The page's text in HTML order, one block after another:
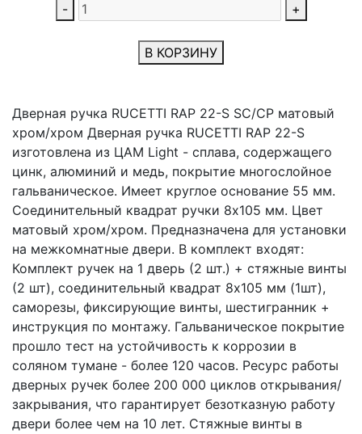
- +
В КОРЗИНУ
Дверная ручка RUCETTI RAP 22-S SC/CP матовый
хром/хром Дверная ручка RUCETTI RAP 22-S
изготовлена из ЦАМ Light - сплава, содержащего
цинк, алюминий и медь, покрытие многослойное
гальваническое. Имеет круглое основание 55 мм.
Соединительный квадрат ручки 8х105 мм. Цвет
матовый хром/хром. Предназначена для установки
на межкомнатные двери. В комплект входят:
Комплект ручек на 1 дверь (2 шт.) + стяжные винты
(2 шт), соединительный квадрат 8x105 мм (1шт),
саморезы, фиксирующие винты, шестигранник +
инструкция по монтажу. Гальваническое покрытие
прошло тест на устойчивость к коррозии в
соляном тумане - более 120 часов. Ресурс работы
дверных ручек более 200 000 циклов открывания/
закрывания, что гарантирует безотказную работу
двери более чем на 10 лет. Стяжные винты в